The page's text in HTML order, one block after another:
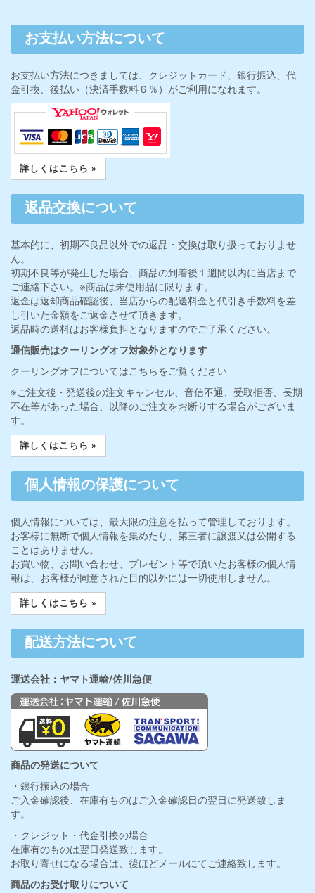
お支払い方法について
お支払い方法につきましては、クレジットカード、銀行振込、代
金引換、後払い（決済手数料６％）がご利用になれます。
詳しくはこちら »
返品交換について
基本的に、初期不良品以外での返品・交換は取り扱っておりませ
ん。
初期不良等が発生した場合、商品の到着後１週間以内に当店まで
ご連絡下さい。※商品は未使用品に限ります。
返金は返却商品確認後、当店からの配送料金と代引き手数料を差
し引いた金額をご返金させて頂きます。
返品時の送料はお客様負担となりますのでご了承ください。
通信販売はクーリングオフ対象外となります
クーリングオフについてはこちらをご覧ください
※ご注文後・発送後の注文キャンセル、音信不通、受取拒否、長期
不在等があった場合、以降のご注文をお断りする場合がございま
す。
詳しくはこちら »
個人情報の保護について
個人情報については、最大限の注意を払って管理しております。
お客様に無断で個人情報を集めたり、第三者に譲渡又は公開する
ことはありません。
お買い物、お問い合わせ、プレゼント等で頂いたお客様の個人情
報は、お客様が同意された目的以外には一切使用しません。
詳しくはこちら »
配送方法について
運送会社：ヤマト運輸/佐川急便
商品の発送について
・銀行振込の場合
ご入金確認後、在庫有ものはご入金確認日の翌日に発送致しま
す。
・クレジット・代金引換の場合
在庫有のものは翌日発送致します。
お取り寄せになる場合は、後ほどメールにてご連絡致します。
商品のお受け取りについて